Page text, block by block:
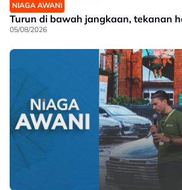
NIAGA AWANI
Turun di bawah jangkaan, tekanan
05/08/2026